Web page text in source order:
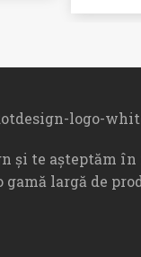
și te așteptăm
largă de